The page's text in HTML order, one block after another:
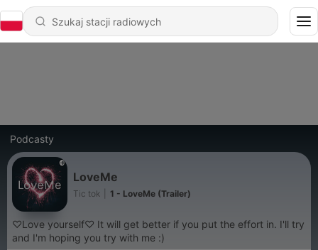
Podcasty
LoveMe
Tic tok 1 - LoveMe (Trailer)
♡Love yourself♡ It will get better if you put the effort in. I'll try
and I'm hoping you try with me :)